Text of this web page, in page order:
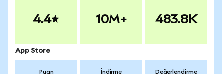
4.4 10M+ 483.8K
App Store
Puan İndirme Değerlendirme